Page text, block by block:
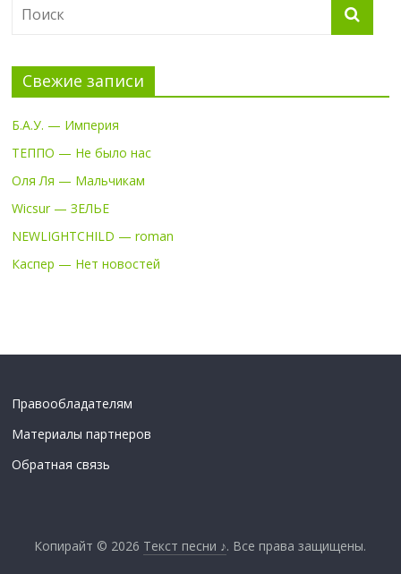
Свежие записи
Б.А.У. — Империя
ТЕППО — Не было нас
Оля Ля — Мальчикам
Wicsur — ЗЕЛЬЕ
NEWLIGHTCHILD — roman
Каспер — Нет новостей
Правообладателям
Материалы партнеров
Обратная связь
Копирайт © 2026 Текст песни ♪. Все права защищены.